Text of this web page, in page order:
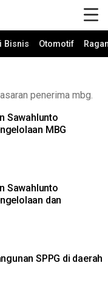
Bisnis Otomotif
penerima mbg.
Sawahlunto
MBG
Sawahlunto
dan
SPPG di daerah